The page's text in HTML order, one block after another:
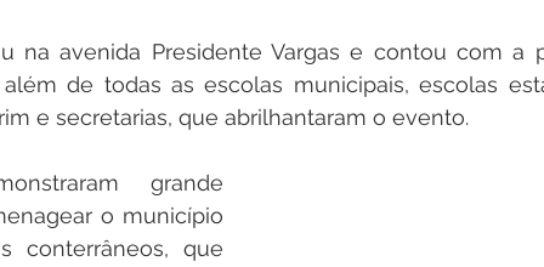
na avenida Presidente Vargas e contou com a
de todas as escolas municipais, escolas
e secretarias, que abrilhantaram o evento.
grande
o município
conterrâneos, que